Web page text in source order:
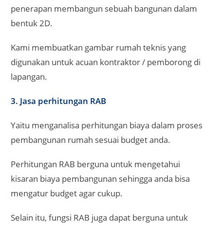
penerapan membangun sebuah bangunan dalam
bentuk 2D.
Kami membuatkan gambar rumah teknis yang
digunakan untuk acuan kontraktor / pemborong di
lapangan.
3. Jasa perhitungan RAB
Yaitu menganalisa perhitungan biaya dalam proses
pembangunan rumah sesuai budget anda.
Perhitungan RAB berguna untuk mengetahui
kisaran biaya pembangunan sehingga anda bisa
mengatur budget agar cukup.
Selain itu, fungsi RAB juga dapat berguna untuk